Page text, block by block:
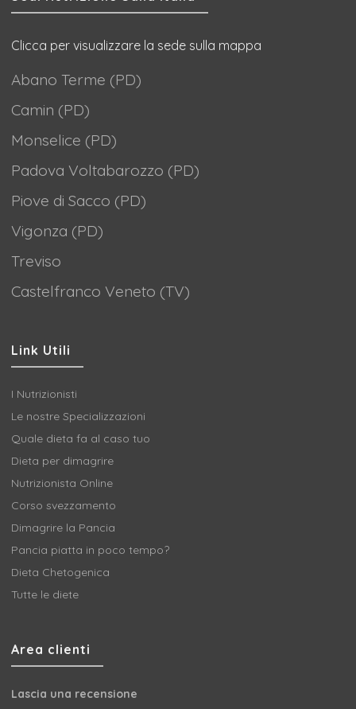
Clicca per visualizzare la sede sulla mappa
Abano Terme (PD)
Camin (PD)
Monselice (PD)
Padova Voltabarozzo (PD)
Piove di Sacco (PD)
Vigonza (PD)
Treviso
Castelfranco Veneto (TV)
Link Utili
I Nutrizionisti
Le nostre Specializzazioni
Quale dieta fa al caso tuo
Dieta per dimagrire
Nutrizionista Online
Corso svezzamento
Dimagrire la Pancia
Pancia piatta in poco tempo?
Dieta Chetogenica
Tutte le diete
Area clienti
Lascia una recensione